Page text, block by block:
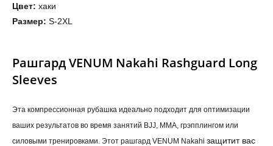
Цвет: хаки
Размер: S-2XL
Рашгард VENUM Nakahi Rashguard Long
Sleeves
Эта компрессионная рубашка идеально подходит для оптимизации
ваших результатов во время занятий BJJ, MMA, грэпплингом или
силовыми тренировками. Этот рашгард VENUM Nakahi защитит вас